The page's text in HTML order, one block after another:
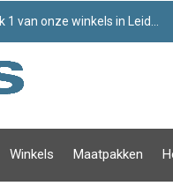
Winkels Maatpakken
1 van onze winkels in Leiden!